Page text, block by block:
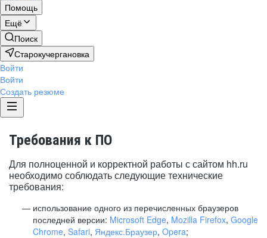
Помощь
Ещё
Поиск
Старокучергановка
Войти
Войти
Создать резюме
Требования к ПО
Для полноценной и корректной работы с сайтом hh.ru
необходимо соблюдать следующие технические
требования:
использование одного из перечисленных браузеров
последней версии: Microsoft Edge, Mozilla Firefox, Google
Chrome, Safari, Яндекс.Браузер, Opera;